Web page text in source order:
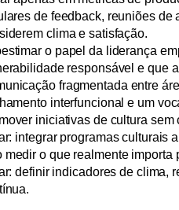
de feedback, reuniões
clima e satisfação.
o papel da liderança
responsável e que
fragmentada entre
interfuncional e um
iniciativas de cultura
integrar programas culturais
medir o que realmente
definir indicadores de clima,